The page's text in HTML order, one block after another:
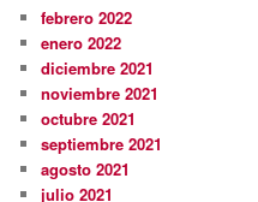
febrero 2022
enero 2022
diciembre 2021
noviembre 2021
octubre 2021
septiembre 2021
agosto 2021
julio 2021